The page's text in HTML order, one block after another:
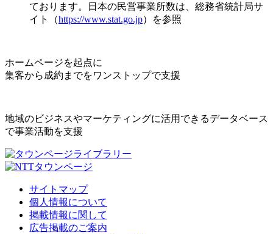
ております。日本の民営事業所数は、総務省統計局サ
イト（https://www.stat.go.jp）を参照
ホームページを起点に
集客から成約までをワンストップで支援
地域のビジネスやマーケティングに活用できるデータベース
で事業活動を支援
サイトマップ
個人情報について
掲載情報に関して
広告掲載のご案内